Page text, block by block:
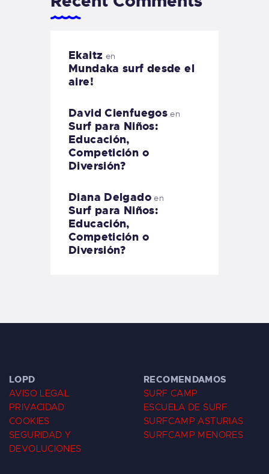
Ekaitz en
Mundaka surf desde el
aire!
David Cienfuegos en
Surf para Niños:
Educación,
Competición o
Diversión?
Diana Delgadoen
Surf para Niños:
Educación,
Competición o
Diversión?
LOPD
AVISO LEGAL
PRIVACIDAD
COOKIES
SEGURIDAD Y
DEVOLUCIONES
RECOMENDAMOS
SURF CAMP
ESCUELA DE SURF
SURFCAMP ASTURIAS
SURFCAMP MENORES